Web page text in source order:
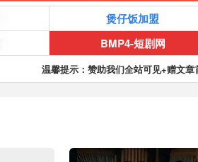
煲仔饭加盟
BMP4-短剧网
温馨提示：赞助我们全站可见+赠文章